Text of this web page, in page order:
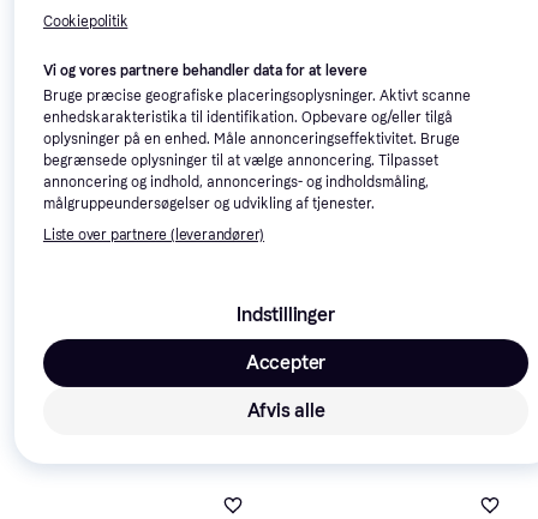
2 butikker
Cookiepolitik
Vi og vores partnere behandler data for at levere
Bruge præcise geografiske placeringsoplysninger. Aktivt scanne
enhedskarakteristika til identifikation. Opbevare og/eller tilgå
oplysninger på en enhed. Måle annonceringseffektivitet. Bruge
begrænsede oplysninger til at vælge annoncering. Tilpasset
annoncering og indhold, annoncerings- og indholdsmåling,
målgruppeundersøgelser og udvikling af tjenester.
Liste over partnere (leverandører)
Indstillinger
Afvis alle
Accepter